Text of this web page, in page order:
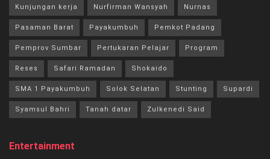
Kunjungan kerja Nurfirman Wansyah Nurnas
Pasaman Barat Payakumbuh Pemkot Padang
Pemprov Sumbar Pertukaran Pelajar Program
Reses Safari Ramadan Shokaido
SMA 1 Payakumbuh Solok Selatan Stunting Supardi
Syamsul Bahri Tanah datar Zulkenedi Said
Entertainment